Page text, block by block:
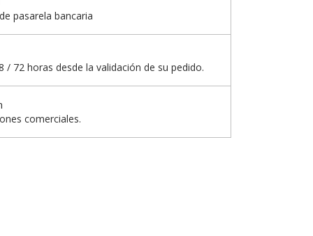
pasarela bancaria
/ 72 horas desde la validación de su pedido.
comerciales.